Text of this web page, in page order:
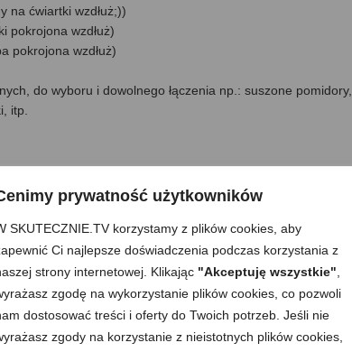
prywatność użytkowników
SKUTECZNIE.TV korzystamy z plików cookies, aby
Ci najlepsze doświadczenia podczas korzystania z
strony internetowej. Klikając "Akceptuję wszystkie"
zgodę na wykorzystanie plików cookies, co pozwoli
dostosować treści i oferty do Twoich potrzeb. Jeśli nie
zgody na korzystanie z nieistotnych plików cookies,
na ćwiartki wzdłuż;))
pokrojona wzdłuż)
pokrojona wzdłuż)
do wyboru i dowolnego łączenia np.: suszone pomidory,
itp.
zrazów)